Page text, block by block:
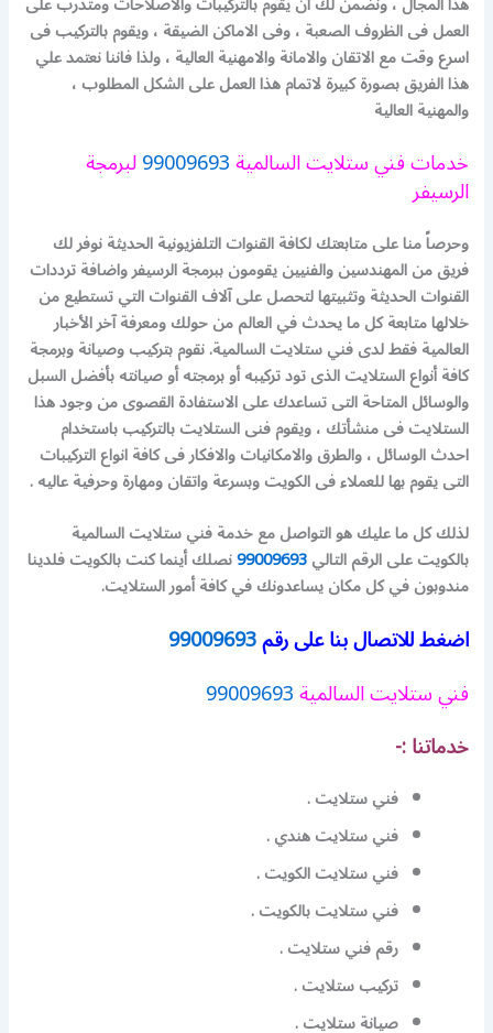
العمل فى الظروف الصعبة ، وفى الاماكن الضيقة ، ويقوم بالتركيب فى
اسرع وقت مع الاتقان والامانة والامهنية العالية ، ولذا فاننا نعتمد علي
هذا الفريق بصورة كبيرة لاتمام هذا العمل على الشكل المطلوب ،
والمهنية العالية
خدمات فني ستلايت السالمية99009693لبرمجة
الرسيفر
وحرصاً منا على متابعتك لكافة القنوات التلفزيونية الحديثة نوفر لك
فريق من المهندسين والفنيين يقومون ببرمجة الرسيفر واضافة ترددات
القنوات الحديثة وتثبيتها لتحصل على آلاف القنوات التي تستطيع من
خلالها متابعة كل ما يحدث في العالم من حولك ومعرفة آخر الأخبار
العالمية فقط لدى فني ستلايت السالمية.نقوم بتركيب وصيانة وبرمجة
كافة أنواع الستلايت الذى تود تركيبه أو برمجته أو صيانته بأفضل السبل
والوسائل المتاحة التى تساعدك على الاستفادة القصوى من وجود هذا
الستلايت فى منشأتك ، ويقوم فنى الستلايت بالتركيب باستخدام
احدث الوسائل ، والطرق والامكانيات والافكار فى كافة انواع التركيبات
التى يقوم بها للعملاء فى الكويت وبسرعة واتقان ومهارة وحرفية عاليه .
لذلك كل ما عليك هو التواصل مع خدمة فني ستلايت السالمية
بالكويت على الرقم التالي99009693نصلك أينما كنت بالكويت فلدينا
مندوبون في كل مكان يساعدونك في كافة أمور الستلايت.
اضغط للاتصال بنا على رقم99009693
فني ستلايت السالمية99009693
خدماتنا :-
فني ستلايت .
فني ستلايت هندي .
فني ستلايت الكويت .
فني ستلايت بالكويت .
رقم فني ستلايت .
تركيب ستلايت .
صيانة ستلايت .